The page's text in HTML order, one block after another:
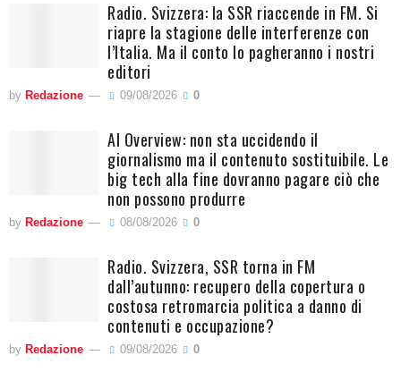
Radio. Svizzera: la SSR riaccende in FM. Si
riapre la stagione delle interferenze con
l’Italia. Ma il conto lo pagheranno i nostri
editori
by Redazione 09/08/2026 0
AI Overview: non sta uccidendo il
giornalismo ma il contenuto sostituibile. Le
big tech alla fine dovranno pagare ciò che
non possono produrre
by Redazione 08/08/2026 0
Radio. Svizzera, SSR torna in FM
dall’autunno: recupero della copertura o
costosa retromarcia politica a danno di
contenuti e occupazione?
by Redazione 09/08/2026 0